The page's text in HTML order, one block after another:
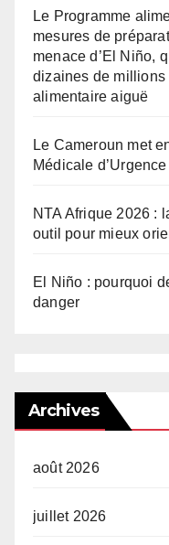
Le Programme
mesures de
menace d’El Niño,
dizaines de millions
alimentaire aiguë
Le Cameroun met
Médicale
NTA Afrique 2026 :
outil pour mieux
El Niño : pourquoi
danger
Archives
août 2026
juillet 2026